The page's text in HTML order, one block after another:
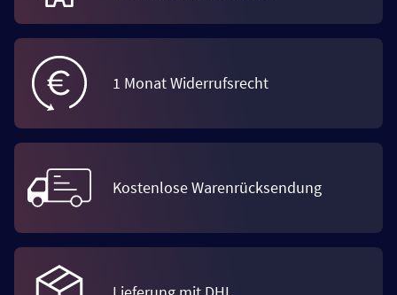
1 Monat Widerrufsrecht
Kostenlose Warenrücksendung